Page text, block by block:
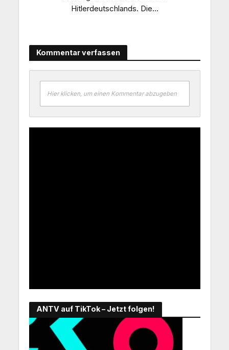
Hitlerdeutschlands. Die...
Kommentar verfassen
Hier klicken, um einen Kommentar abzugeben
ANTV auf TikTok – Jetzt folgen!